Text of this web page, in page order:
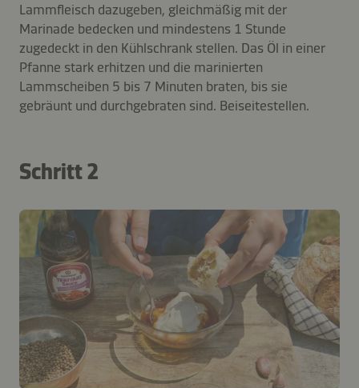
Lammfleisch dazugeben, gleichmäßig mit der
Marinade bedecken und mindestens 1 Stunde
zugedeckt in den Kühlschrank stellen. Das Öl in einer
Pfanne stark erhitzen und die marinierten
Lammscheiben 5 bis 7 Minuten braten, bis sie
gebräunt und durchgebraten sind. Beiseitestellen.
Schritt 2